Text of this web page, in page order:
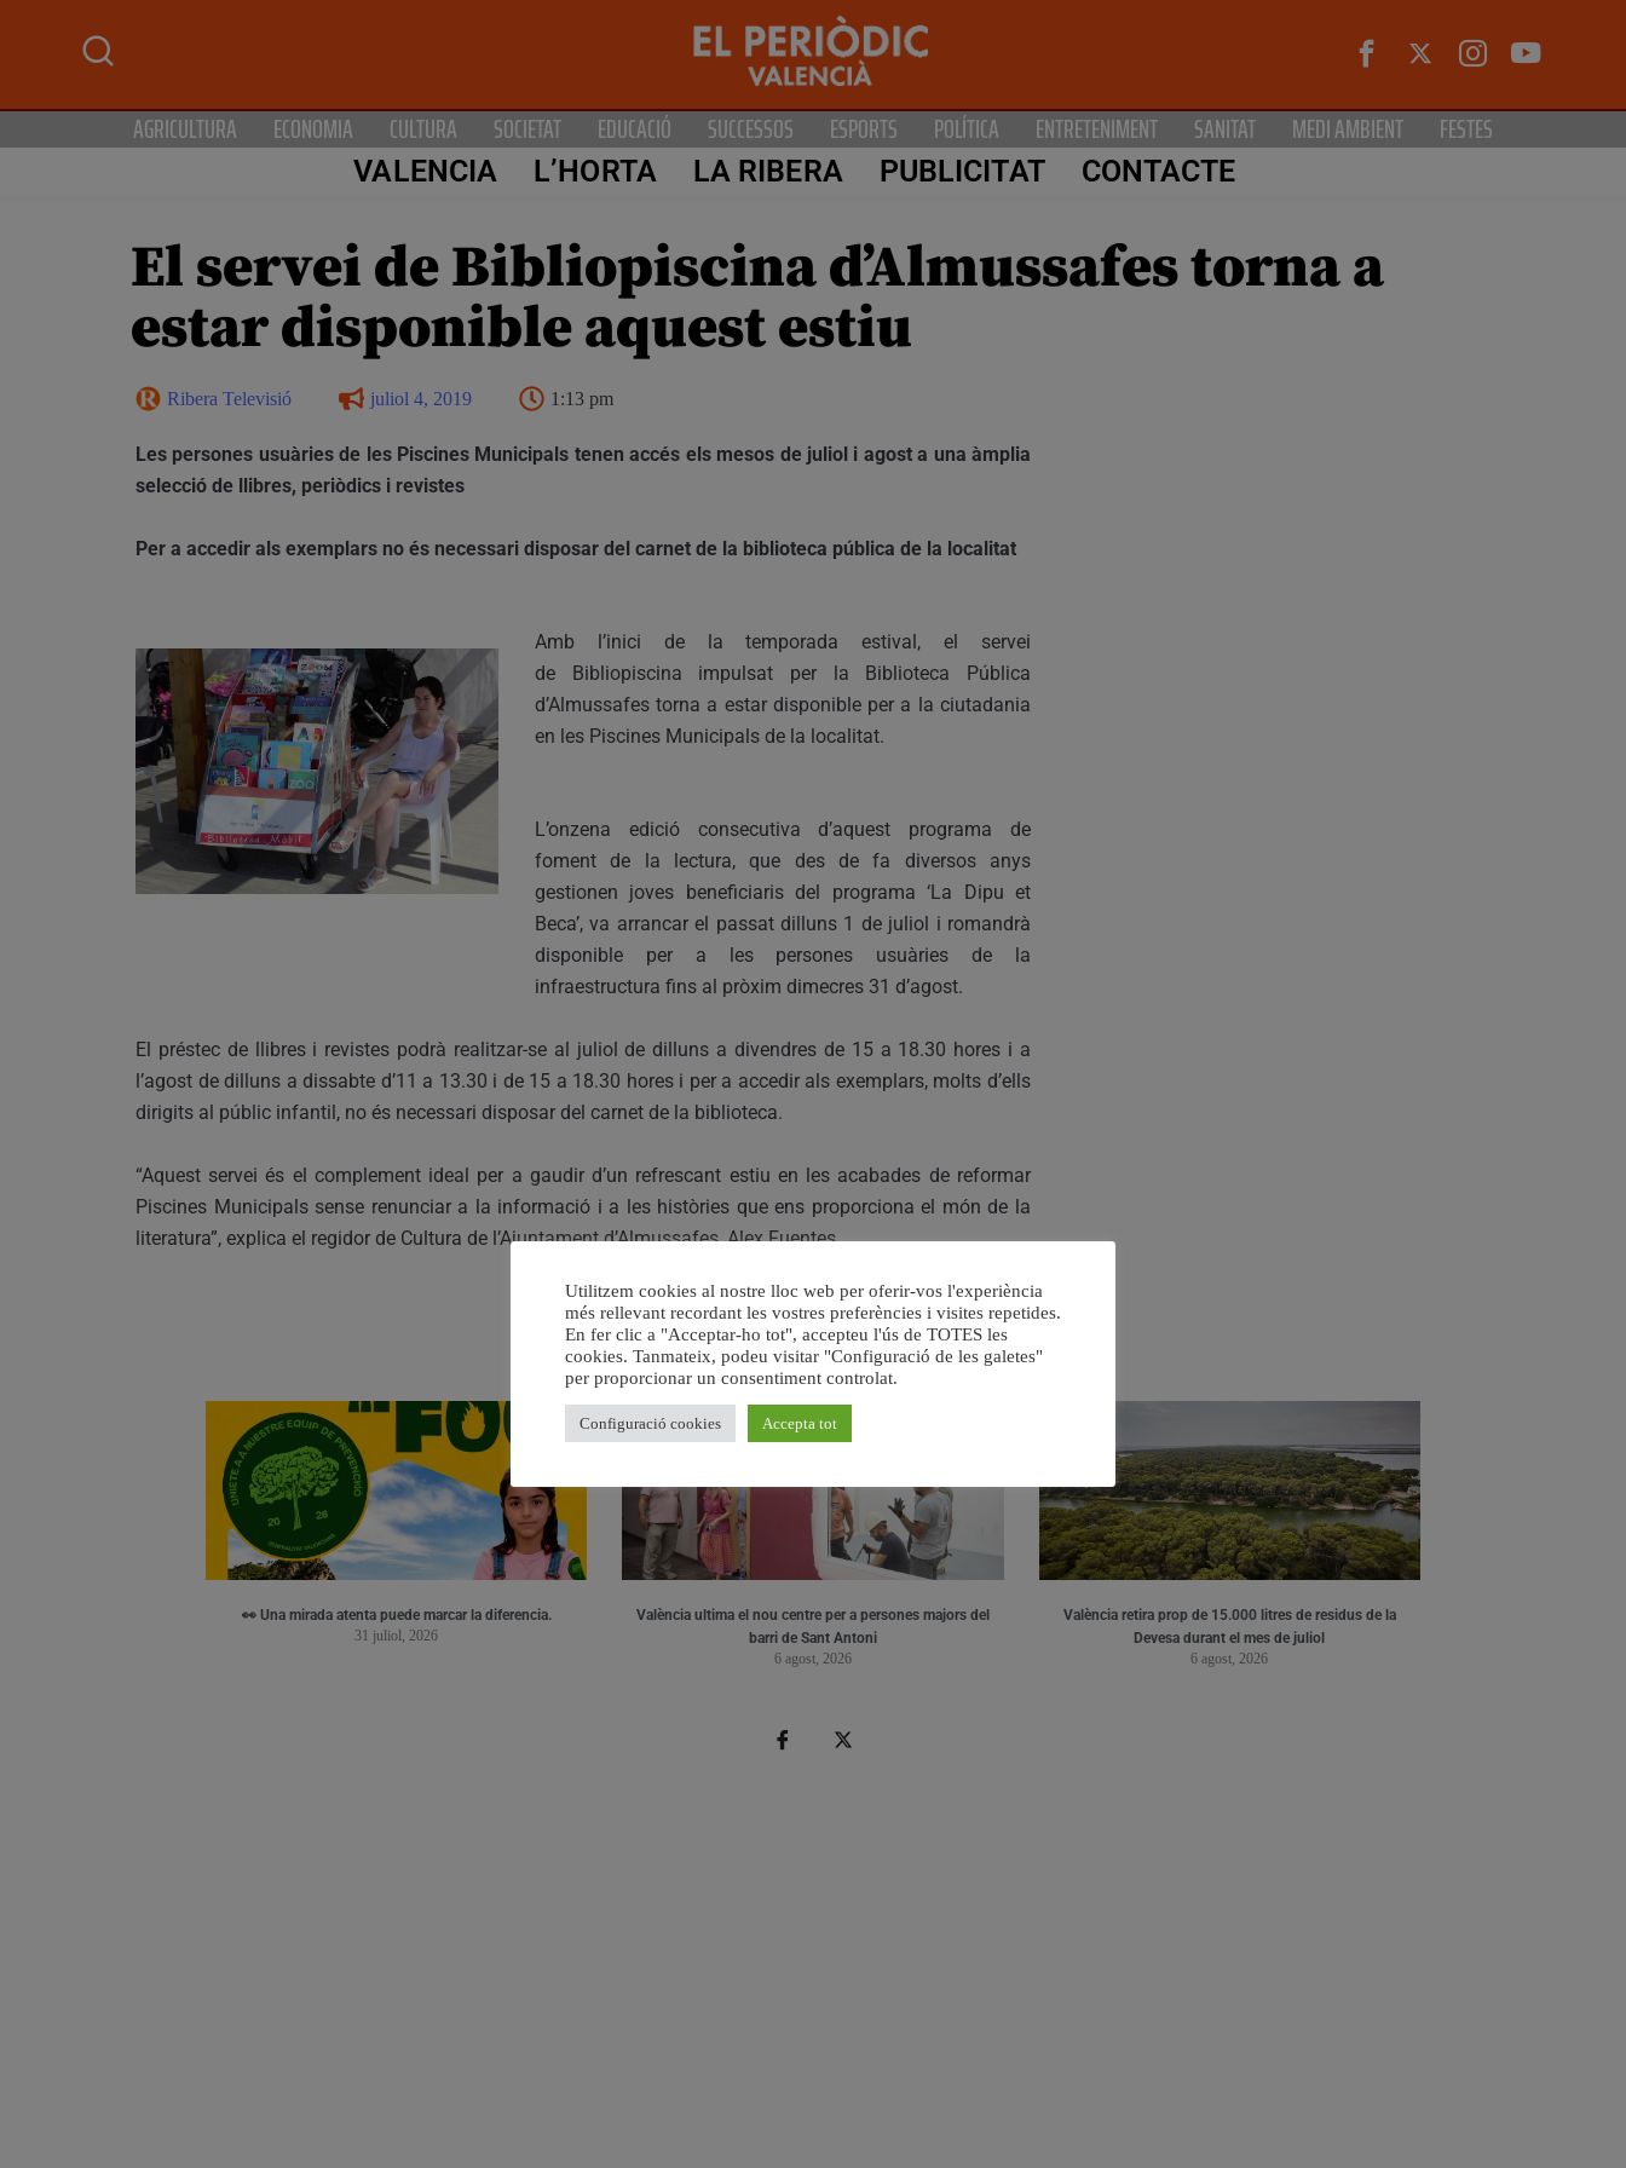
AGRICULTURA ECONOMIA CULTURA SOCIETAT EDUCACIÓ SUCCESSOS ESPORTS POLÍTICA ENTRETENIMENT SANITAT MEDI AMBIENT FESTES
VALENCIA L’HORTA LA RIBERA PUBLICITAT CONTACTE
El servei de Bibliopiscina d’Almussafes torna a
estar disponible aquest estiu
Ribera Televisió juliol 4, 2019 1:13 pm
Les persones usuàries de les Piscines Municipals tenen accés els mesos de juliol i agost a una àmplia
selecció de llibres, periòdics i revistes
Per a accedir als exemplars no és necessari disposar del carnet de la biblioteca pública de la localitat
Amb l’inici de la temporada estival, el servei
de Bibliopiscina impulsat per la Biblioteca Pública
d’Almussafes torna a estar disponible per a la ciutadania
en les Piscines Municipals de la localitat.
L’onzena edició consecutiva d’aquest programa de
foment de la lectura, que des de fa diversos anys
gestionen joves beneficiaris del programa ‘La Dipu et
Beca’, va arrancar el passat dilluns 1 de juliol i romandrà
disponible per a les persones usuàries de la
infraestructura fins al pròxim dimecres 31 d’agost.
El préstec de llibres i revistes podrà realitzar-se al juliol de dilluns a divendres de 15 a 18.30 hores i a
l’agost de dilluns a dissabte d’11 a 13.30 i de 15 a 18.30 hores i per a accedir als exemplars, molts d’ells
dirigits al públic infantil, no és necessari disposar del carnet de la biblioteca.
“Aquest servei és el complement ideal per a gaudir d’un refrescant estiu en les acabades de reformar
Piscines Municipals sense renunciar a la informació i a les històries que ens proporciona el món de la
literatura”, explica el regidor de Cultura de l’Ajuntament d’Almussafes, Alex Fuentes.
RELACIONAT
👀 Una mirada atenta puede marcar la diferencia.
31 juliol, 2026
València ultima el nou centre per a persones majors del
barri de Sant Antoni
6 agost, 2026
València retira prop de 15.000 litres de residus de la
Devesa durant el mes de juliol
6 agost, 2026
Utilitzem cookies al nostre lloc web per oferir-vos l'experiència
més rellevant recordant les vostres preferències i visites repetides.
En fer clic a "Acceptar-ho tot", accepteu l'ús de TOTES les
cookies. Tanmateix, podeu visitar "Configuració de les galetes"
per proporcionar un consentiment controlat.
Configuració cookies Accepta tot